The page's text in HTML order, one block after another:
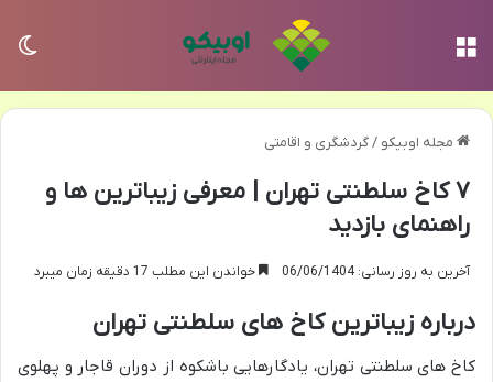
مجله اوبیکو /گردشگری و اقامتی
۷ کاخ سلطنتی تهران | معرفی زیباترین ها و
راهنمای بازدید
آخرین به روز رسانی: 06/06/1404 خواندن این مطلب 17 دقیقه زمان میبرد
درباره زیباترین کاخ های سلطنتی تهران
کاخ های سلطنتی تهران، یادگارهایی باشکوه از دوران قاجار و پهلوی